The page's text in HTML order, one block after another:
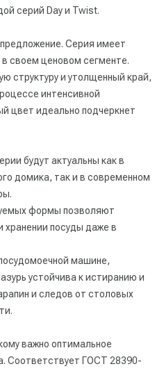
серий Day и Twist.
Серия имеет
своем ценовом сегменте.
структуру и утолщенный край,
интенсивной
цвет идеально подчеркнет
будут актуальны как в
домика, так и в современном
формы позволяют
хранении посуды даже в
машине,
устойчива к истиранию и
и следов от столовых
важно оптимальное
Соответствует ГОСТ 28390-